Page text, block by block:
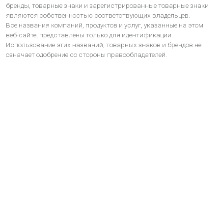
бренды, товарные знаки и зарегистрированные товарные знаки
являются собственностью соответствующих владельцев.
Все названия компаний, продуктов и услуг, указанные на этом
веб-сайте, представлены только для идентификации.
Использование этих названий, товарных знаков и брендов не
означает одобрение со стороны правообладателей.